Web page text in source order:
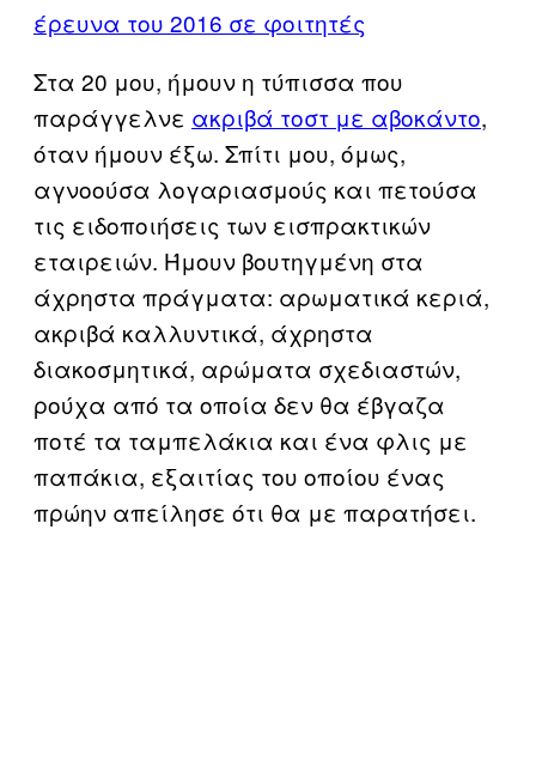
έρευνα του 2016 σε φοιτητές
Στα 20 μου, ήμουν η τύπισσα που
παράγγελνε ακριβά τοστ με αβοκάντο,
όταν ήμουν έξω. Σπίτι μου, όμως,
αγνοούσα λογαριασμούς και πετούσα
τις ειδοποιήσεις των εισπρακτικών
εταιρειών. Ήμουν βουτηγμένη στα
άχρηστα πράγματα: αρωματικά κεριά,
ακριβά καλλυντικά, άχρηστα
διακοσμητικά, αρώματα σχεδιαστών,
ρούχα από τα οποία δεν θα έβγαζα
ποτέ τα ταμπελάκια και ένα φλις με
παπάκια, εξαιτίας του οποίου ένας
πρώην απείλησε ότι θα με παρατήσει.